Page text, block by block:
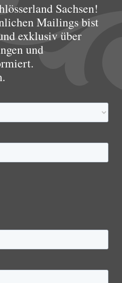
Sachsen!
Mailings bist
exklusiv über
und